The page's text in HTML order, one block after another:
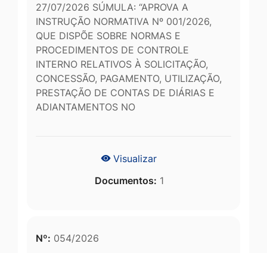
27/07/2026 SÚMULA: “APROVA A
INSTRUÇÃO NORMATIVA Nº 001/2026,
QUE DISPÕE SOBRE NORMAS E
PROCEDIMENTOS DE CONTROLE
INTERNO RELATIVOS À SOLICITAÇÃO,
CONCESSÃO, PAGAMENTO, UTILIZAÇÃO,
PRESTAÇÃO DE CONTAS DE DIÁRIAS E
ADIANTAMENTOS NO
Visualizar
Documentos: 1
Nº: 054/2026